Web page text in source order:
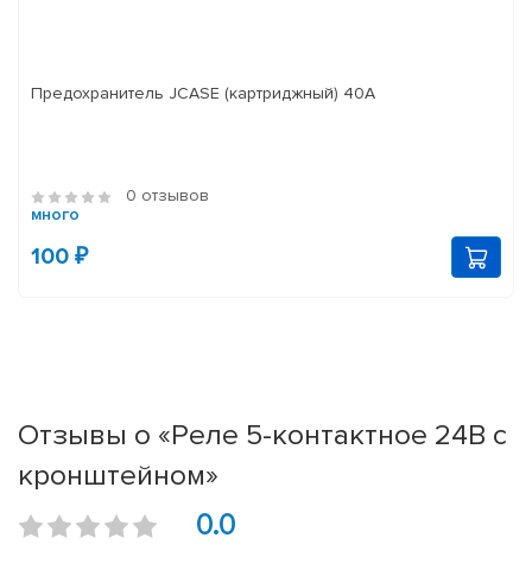
Предохранитель JCASE (картриджный) 40A
0 отзывов
много
100 ₽
Отзывы о «Реле 5-контактное 24В с
кронштейном»
0.0